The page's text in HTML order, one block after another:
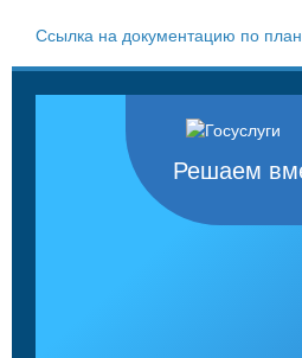
Ссылка на документацию по
Решаем